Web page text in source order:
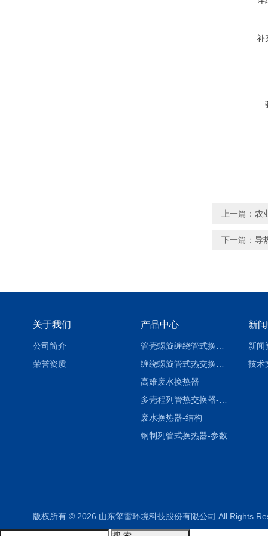
补
上一篇： 农
下一篇： 导
关于我们
公司简介
荣誉资质
产品中心
高难废水换热器
废水换热器-结构
钢制列管式换热器-参数
新
新闻
技术
版权所有 © 2026 山东擎雷环境科技股份有限公司 All